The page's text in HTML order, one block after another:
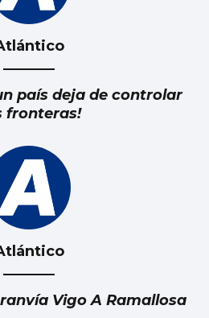
país deja de controlar
fronteras!
Vigo A Ramallosa